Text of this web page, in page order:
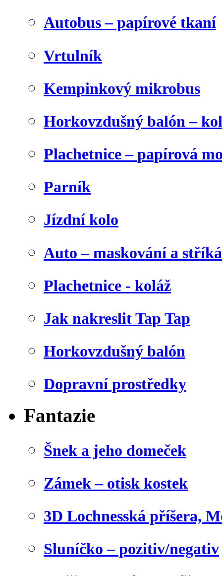
Autobus – papírové tkaní
Vrtulník
Kempinkový mikrobus
Horkovzdušný balón –
Plachetnice – papírová
Parník
Jízdní kolo
Auto – maskování a
Plachetnice - koláž
Jak nakreslit Tap Tap
Horkovzdušný balón
Dopravní prostředky
Fantazie
Šnek a jeho domeček
Zámek – otisk kostek
3D Lochnesská příšera,
Sluníčko – pozitiv/negativ